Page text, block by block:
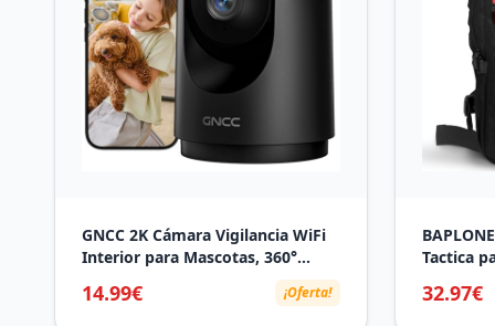
GNCC 2K Cámara Vigilancia WiFi
Interior para Mascotas, 360°
Cámara Vigilancia Domicilio WiFi,
Visión Nocturna, Audio
14.99€ ¡Oferta!
Tactica
Militar +
32.97€